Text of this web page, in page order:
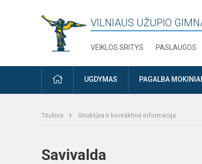
VILNIAUS UŽUPIO
VEIKLOS SRITYS PASLAUGOS
PRADŽIAUGDYMAS PAGALBA
Titulinis Struktūra ir kontaktinė informacija
Savivalda